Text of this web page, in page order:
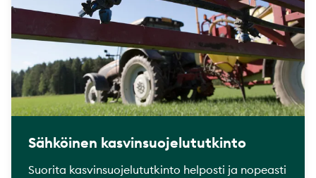
Sähköinen kasvinsuojelututkinto
Suorita kasvinsuojelututkinto helposti ja nopeasti